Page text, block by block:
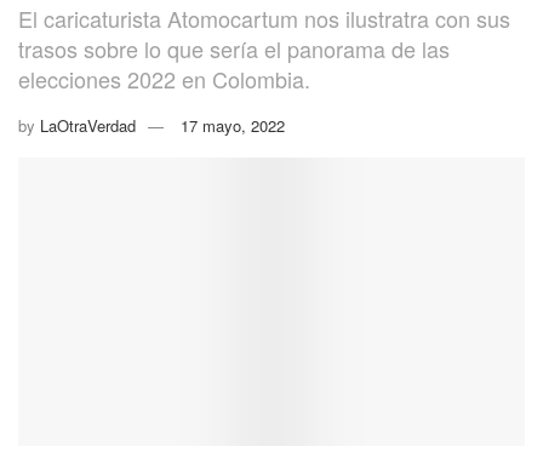
El caricaturista Atomocartum nos ilustratra con sus
trasos sobre lo que sería el panorama de las
elecciones 2022 en Colombia.
by LaOtraVerdad 17 mayo, 2022